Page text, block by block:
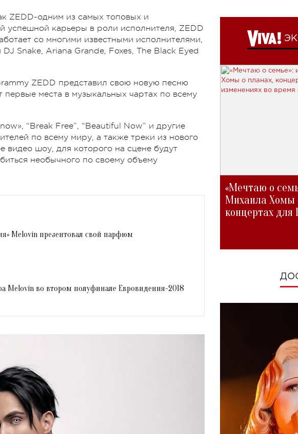
ZEDD-одним из самых топовых и
успешной карьеры в роли исполнителя, ZEDD
со многими известными исполнителями,
Snake, Ariana Grande, Foxes, The Black Eyed
ZEDD представил свою новую песню
первые места в музыкальных чартах по всему
“Break Free”, “Beautiful Now” и другие
по всему миру, а также треки из нового
видео шоу, для которого на сцене будут
необычного по своему объему
Melovin презентовал свой парфюм
Melovin во втором полуфинале Евровидения-2018
«Мечтаю о
Михаила Хомы
концертах для